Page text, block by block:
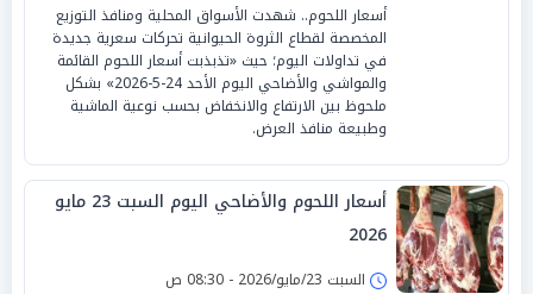
أسعار اللحوم.. شهدت الأسواق المحلية ومنافذ التوزيع
المخصصة لقطاع الثروة الحيوانية تحركات سعرية جديدة
في تداولات اليوم؛ حيث «تذبذبت أسعار اللحوم القائمة
والمواشي والأضاحي اليوم الأحد 24-5-2026» بشكل
ملحوظ بين الارتفاع والانخفاض بحسب نوعية الماشية
وطبيعة منافذ العرض.
أسعار اللحوم والأضاحي اليوم السبت 23 مايو
2026
السبت 23/مايو/2026 - 08:30 ص